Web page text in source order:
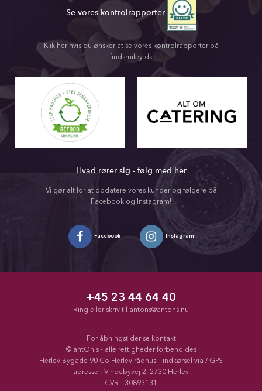
Se vores kontrolrapporter
Klik her hvis du ønsker at se vores kontrolrapporter på
findsmiley.dk
Hvad rører sig - følg med her
Vi gør alt for at opdatere vores kunder og følgere på
Facebook og Instagram!
Facebook Instagram
+45 23 44 64 40
Ring eller skriv til antons@antons.nu
For åbningstider se kontakt
© antOn's - alle rettigheder forbeholdes
Herlev Bygade 90 Co Herlev rådhus – indkørsel via / GPS
adresse : Vindebyvej 2, 2730 Herlev
CVR - 30893131